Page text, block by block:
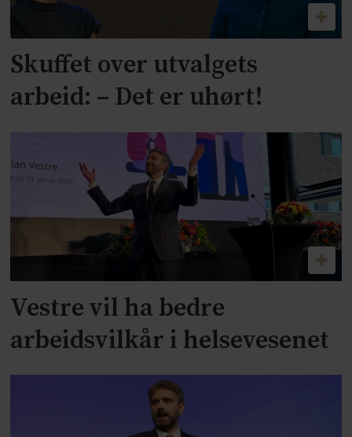
Skuffet over utvalgets
arbeid: – Det er uhørt!
Vestre vil ha bedre
arbeidsvilkår i helsevesenet